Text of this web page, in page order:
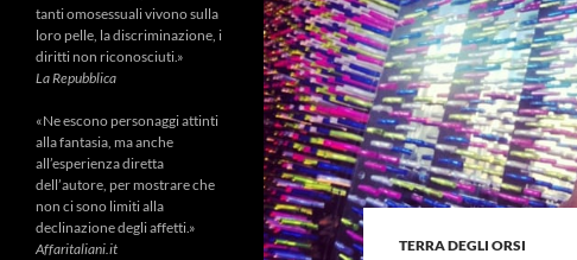
TERRA DEGLI ORSI
tanti omosessuali vivono sulla
loro pelle, la discriminazione, i
diritti non riconosciuti.»
La Repubblica
«Ne escono personaggi attinti
alla fantasia, ma anche
all’esperienza diretta
dell’autore, per mostrare che
non ci sono limiti alla
declinazione degli affetti.»
Affaritaliani.it